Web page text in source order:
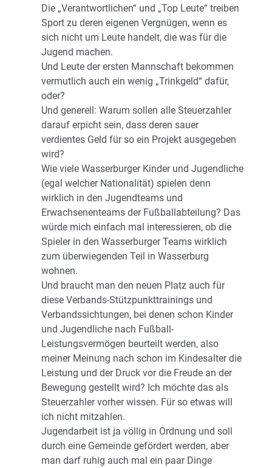
Die „Verantwortlichen“ und „Top Leute“ treiben
Sport zu deren eigenen Vergnügen, wenn es
sich nicht um Leute handelt, die was für die
Jugend machen.
Und Leute der ersten Mannschaft bekommen
vermutlich auch ein wenig „Trinkgeld“ dafür,
oder?
Und generell: Warum sollen alle Steuerzahler
darauf erpicht sein, dass deren sauer
verdientes Geld für so ein Projekt ausgegeben
wird?
Wie viele Wasserburger Kinder und Jugendliche
(egal welcher Nationalität) spielen denn
wirklich in den Jugendteams und
Erwachsenenteams der Fußballabteilung? Das
würde mich einfach mal interessieren, ob die
Spieler in den Wasserburger Teams wirklich
zum überwiegenden Teil in Wasserburg
wohnen.
Und braucht man den neuen Platz auch für
diese Verbands-Stützpunkttrainings und
Verbandssichtungen, bei denen schon Kinder
und Jugendliche nach Fußball-
Leistungsvermögen beurteilt werden, also
meiner Meinung nach schon im Kindesalter die
Leistung und der Druck vor die Freude an der
Bewegung gestellt wird? Ich möchte das als
Steuerzahler vorher wissen. Für so etwas will
ich nicht mitzahlen.
Jugendarbeit ist ja völlig in Ordnung und soll
durch eine Gemeinde gefördert werden, aber
man darf ruhig auch mal ein paar Dinge